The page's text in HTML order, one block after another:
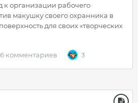
к организации рабочего
макушку своего охранника в
для своих «творческих
6 комментариев 3